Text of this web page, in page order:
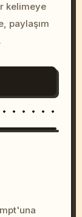
kelimeye
paylaşım
6.0